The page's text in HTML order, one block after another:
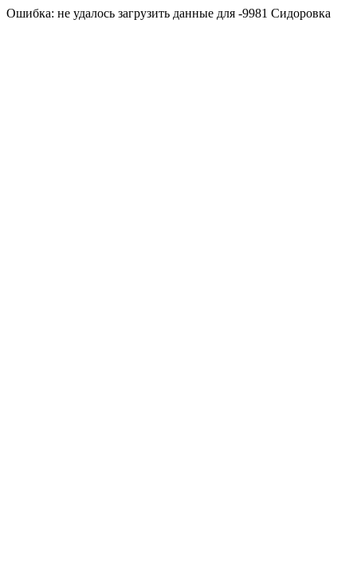
Ошибка: не удалось загрузить данные для -9981 Сидоровка